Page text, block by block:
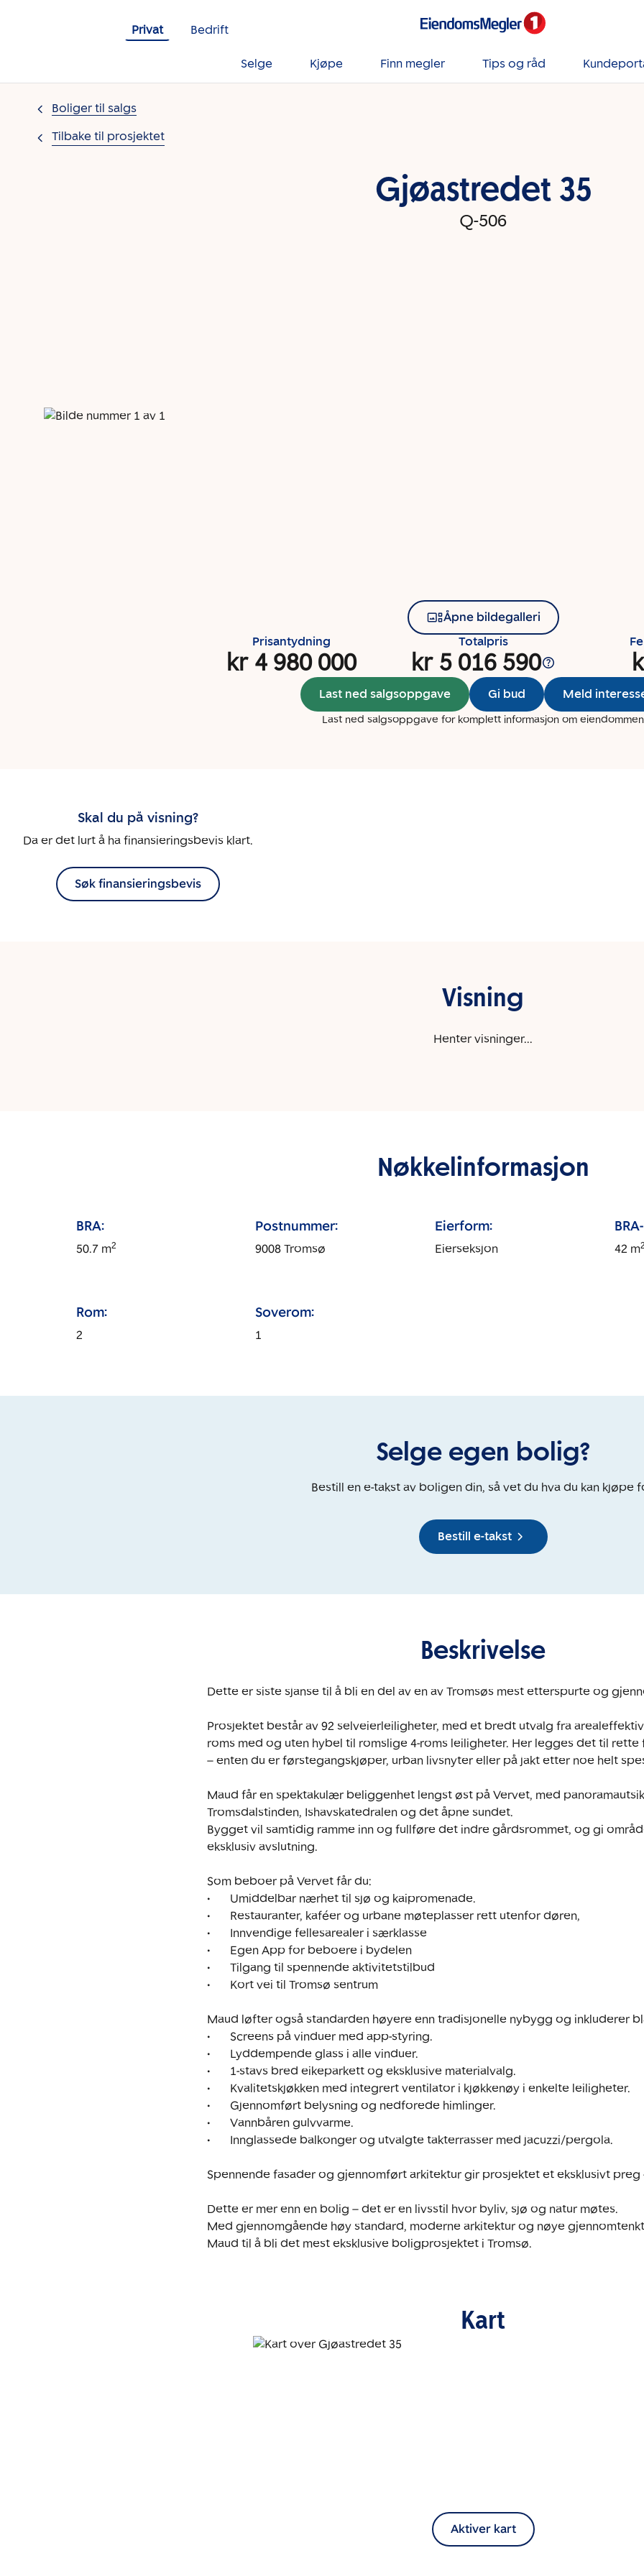
Privat
Bedrift
Selge Kjøpe Finn megler Tips og råd
Boliger til salgs
Tilbake til prosjektet
Gjøastredet 35
Q-506
Åpne bildegalleri
Prisantydning
kr 4 980 000
Totalpris
kr 5 016 590
Last ned salgsoppgave Gi bud Meld
Last ned salgsoppgave for komplett informasjon om eiendommen
Skal du på visning?
Da er det lurt å ha finansieringsbevis klart.
Søk finansieringsbevis
Visning
Henter visninger...
Nøkkelinformasjon
BRA:
50.7m2
Postnummer:
9008 Tromsø
Eierform:
Eierseksjon 42 m
Rom:
2
Soverom:
1
Selge egen bolig?
Bestill en e-takst av boligen din, så vet du hva du kan kjøpe
Bestill e-takst
Beskrivelse
Dette er siste sjanse til å bli en del av en av Tromsøs mest etterspurte og
Prosjektet består av 92 selveierleiligheter, med et bredt utvalg fra
roms med og uten hybel til romslige 4-roms leiligheter. Her legges det til
– enten du er førstegangskjøper, urban livsnyter eller på jakt etter noe helt
Maud får en spektakulær beliggenhet lengst øst på Vervet, med
Tromsdalstinden, Ishavskatedralen og det åpne sundet.
Bygget vil samtidig ramme inn og fullføre det indre gårdsrommet, og gi
eksklusiv avslutning.
Som beboer på Vervet får du:
•	Umiddelbar nærhet til sjø og kaipromenade.
•	Restauranter, kaféer og urbane møteplasser rett utenfor døren,
•	Innvendige fellesarealer i særklasse
•	Egen App for beboere i bydelen
•	Tilgang til spennende aktivitetstilbud
•	Kort vei til Tromsø sentrum
Maud løfter også standarden høyere enn tradisjonelle nybygg og inkluderer
•	Screens på vinduer med app-styring.
•	Lyddempende glass i alle vinduer.
•	1-stavs bred eikeparkett og eksklusive materialvalg.
•	Kvalitetskjøkken med integrert ventilator i kjøkkenøy i enkelte leiligheter.
•	Gjennomført belysning og nedforede himlinger.
•	Vannbåren gulvvarme.
•	Innglassede balkonger og utvalgte takterrasser med jacuzzi/pergola.
Spennende fasader og gjennomført arkitektur gir prosjektet et eksklusivt
Dette er mer enn en bolig – det er en livsstil hvor byliv, sjø og natur møtes.
Med gjennomgående høy standard, moderne arkitektur og nøye
Maud til å bli det mest eksklusive boligprosjektet i Tromsø.
Kart
Aktiver kart